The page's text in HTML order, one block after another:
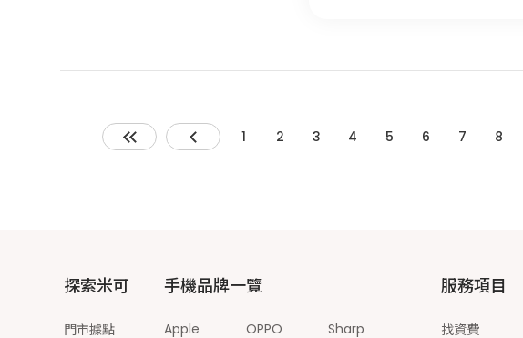
1 2 3 4 5 6 7 8
探索米可
門市據點
手機品牌一覽
Apple OPPO Sharp
服務項目
找資費